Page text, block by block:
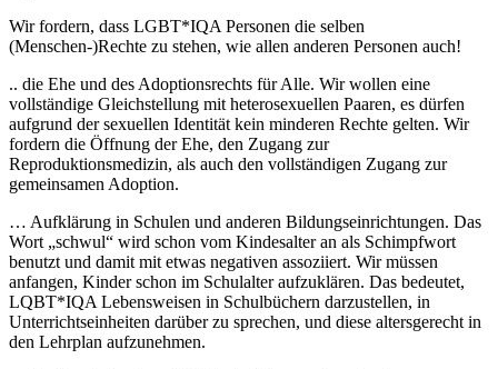
Wir fordern, dass LGBT*IQA Personen die selben
(Menschen-)Rechte zu stehen, wie allen anderen Personen auch!
.. die Ehe und des Adoptionsrechts für Alle. Wir wollen eine
vollständige Gleichstellung mit heterosexuellen Paaren, es dürfen
aufgrund der sexuellen Identität kein minderen Rechte gelten. Wir
fordern die Öffnung der Ehe, den Zugang zur
Reproduktionsmedizin, als auch den vollständigen Zugang zur
gemeinsamen Adoption.
… Aufklärung in Schulen und anderen Bildungseinrichtungen. Das
Wort „schwul“ wird schon vom Kindesalter an als Schimpfwort
benutzt und damit mit etwas negativen assoziiert. Wir müssen
anfangen, Kinder schon im Schulalter aufzuklären. Das bedeutet,
LQBT*IQA Lebensweisen in Schulbüchern darzustellen, in
Unterrichtseinheiten darüber zu sprechen, und diese altersgerecht in
den Lehrplan aufzunehmen.